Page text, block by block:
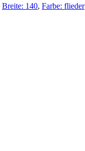
Breite: 140, Farbe: flieder